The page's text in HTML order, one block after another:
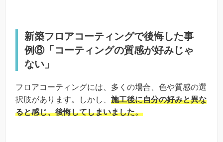
新築フロアコーティングで後悔した事
例⑧「コーティングの質感が好みじゃ
ない」
フロアコーティングには、多くの場合、色や質感の選
択肢があります。しかし、 施工後に自分の好みと異な
ると感じ、後悔してしまいました。